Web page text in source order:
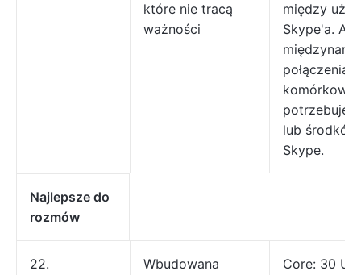
które nie tracą
ważności
między
Skype'a.
połączenia
komórkowe
lub
Skype.
Najlepsze do
rozmów
22.
Wbudowana
Core: 30